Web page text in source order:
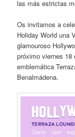
las más estrictas
Os invitamos a
Holiday World una
glamouroso
próximo viernes 18
emblemática
Benalmádena.